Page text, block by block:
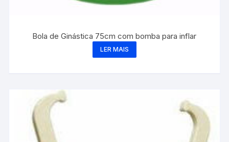
Bola de Ginástica 75cm com bomba para inflar
LER MAIS